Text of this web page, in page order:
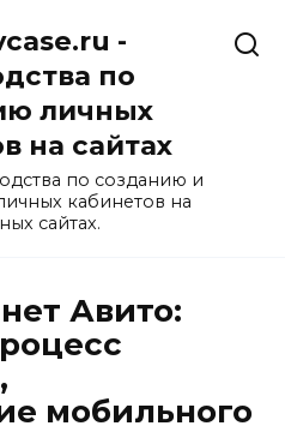
-
по
личных
на сайтах
по созданию и
кабинетов на
сайтах.
Авито:
мобильного